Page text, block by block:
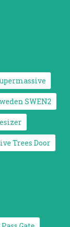
SWEN2
Trees Door